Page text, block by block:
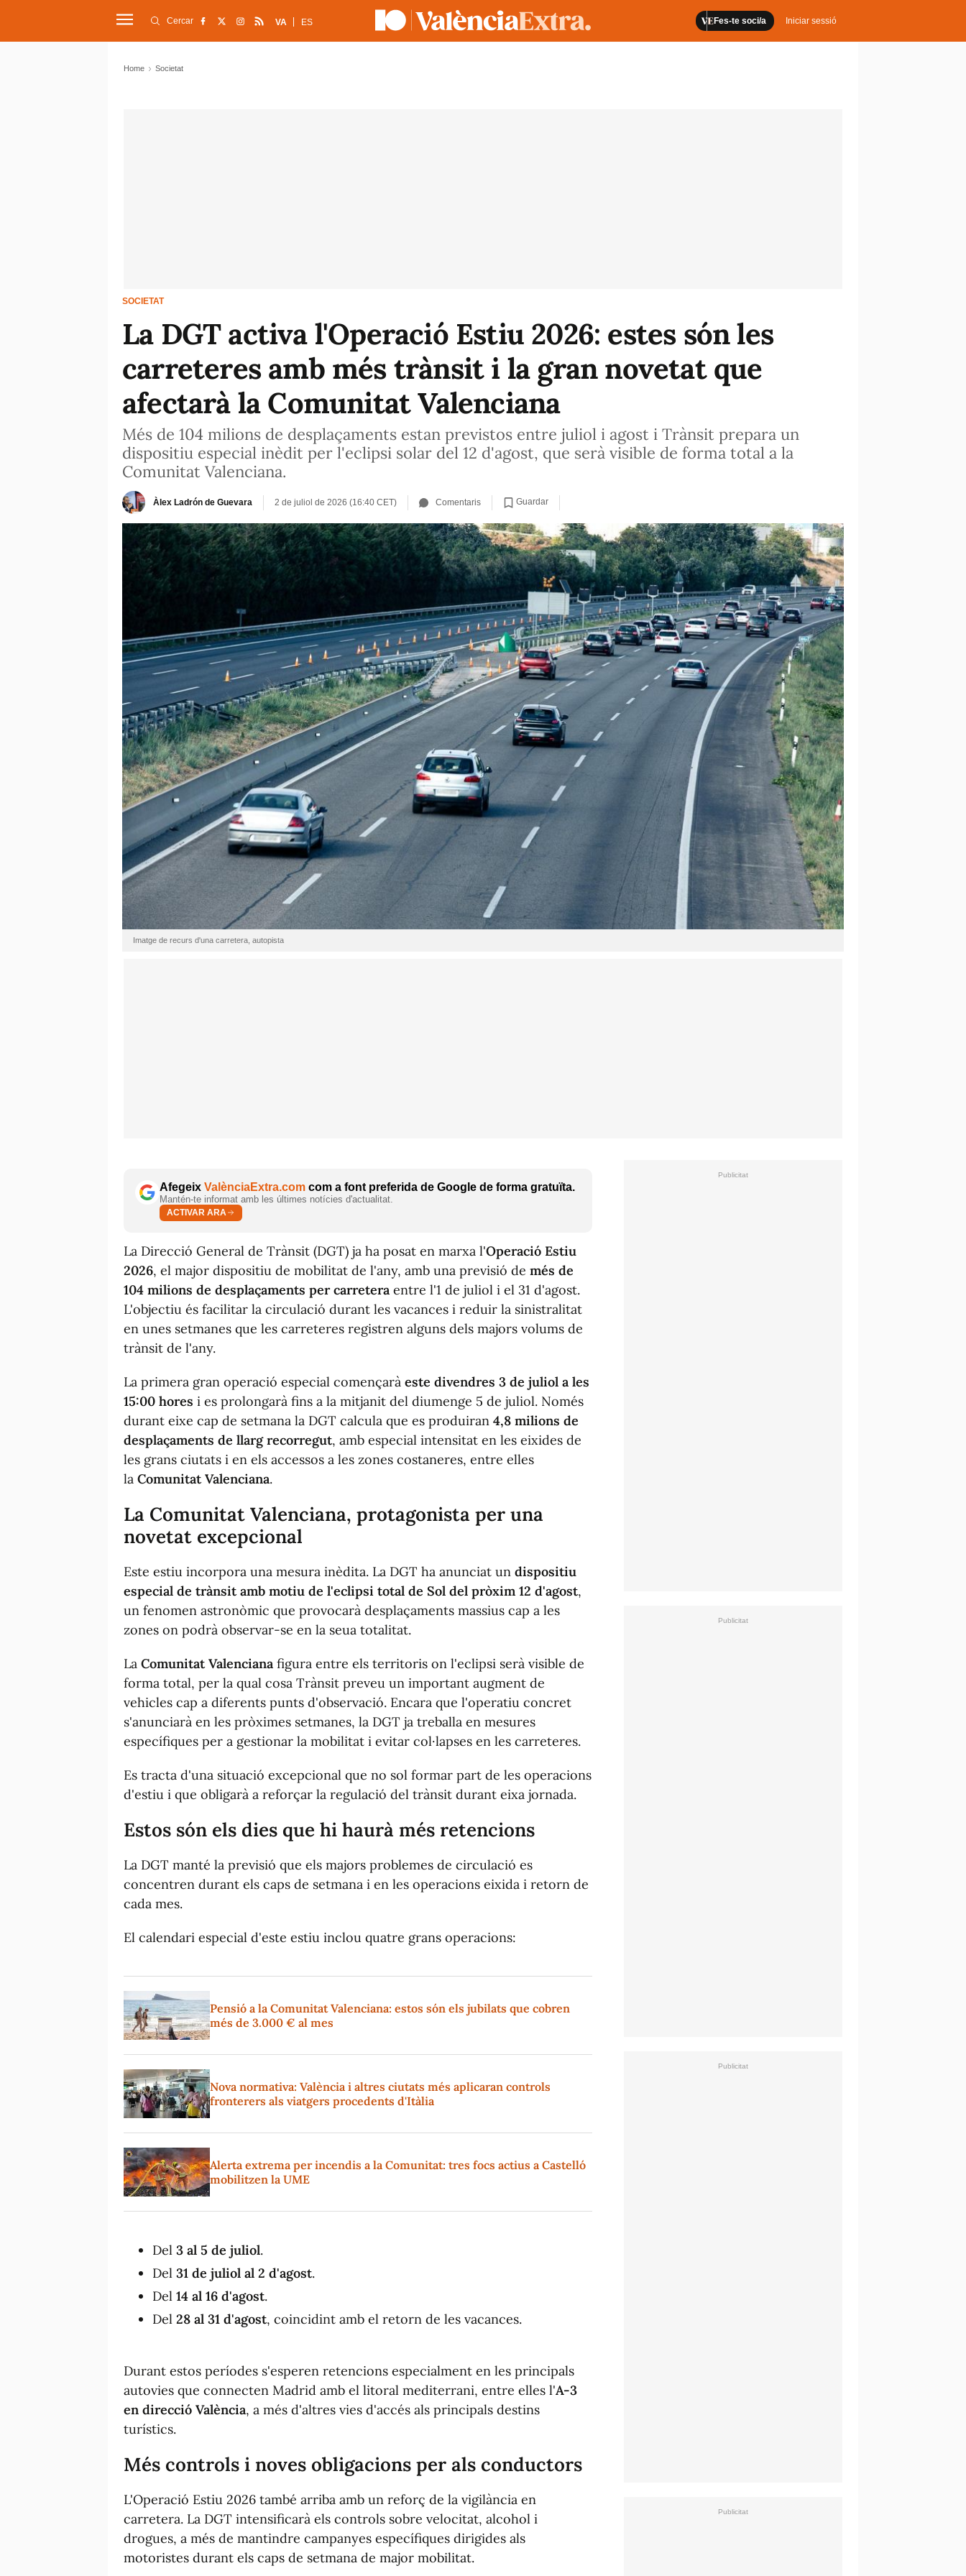
Fes-te soci/a Iniciar sessió
Cercar VA ES
Home Societat
SOCIETAT
La DGT activa l'Operació Estiu 2026: estes són les
carreteres amb més trànsit i la gran novetat que
afectarà la Comunitat Valenciana
Més de 104 milions de desplaçaments estan previstos entre juliol i agost i Trànsit prepara un
dispositiu especial inèdit per l'eclipsi solar del 12 d'agost, que serà visible de forma total a la
Comunitat Valenciana.
Àlex Ladrón de Guevara 2 de juliol de 2026 (16:40 CET) Comentaris Guardar
Imatge de recurs d'una carretera, autopista
Afegeix ValènciaExtra.com com a font preferida de Google de forma gratuïta.
Mantén-te informat amb les últimes notícies d'actualitat.
ACTIVAR ARA
La Direcció General de Trànsit (DGT) ja ha posat en marxa l'Operació Estiu
2026, el major dispositiu de mobilitat de l'any, amb una previsió de més de
104 milions de desplaçaments per carretera entre l'1 de juliol i el 31 d'agost.
L'objectiu és facilitar la circulació durant les vacances i reduir la sinistralitat
en unes setmanes que les carreteres registren alguns dels majors volums de
trànsit de l'any.
La primera gran operació especial començarà este divendres 3 de juliol a les
15:00 hores i es prolongarà fins a la mitjanit del diumenge 5 de juliol. Només
durant eixe cap de setmana la DGT calcula que es produiran 4,8 milions de
desplaçaments de llarg recorregut, amb especial intensitat en les eixides de
les grans ciutats i en els accessos a les zones costaneres, entre elles
la Comunitat Valenciana.
La Comunitat Valenciana, protagonista per una
novetat excepcional
Este estiu incorpora una mesura inèdita. La DGT ha anunciat un dispositiu
especial de trànsit amb motiu de l'eclipsi total de Sol del pròxim 12 d'agost,
un fenomen astronòmic que provocarà desplaçaments massius cap a les
zones on podrà observar-se en la seua totalitat.
La Comunitat Valenciana figura entre els territoris on l'eclipsi serà visible de
forma total, per la qual cosa Trànsit preveu un important augment de
vehicles cap a diferents punts d'observació. Encara que l'operatiu concret
s'anunciarà en les pròximes setmanes, la DGT ja treballa en mesures
específiques per a gestionar la mobilitat i evitar col·lapses en les carreteres.
Es tracta d'una situació excepcional que no sol formar part de les operacions
d'estiu i que obligarà a reforçar la regulació del trànsit durant eixa jornada.
Estos són els dies que hi haurà més retencions
La DGT manté la previsió que els majors problemes de circulació es
concentren durant els caps de setmana i en les operacions eixida i retorn de
cada mes.
El calendari especial d'este estiu inclou quatre grans operacions:
Pensió a la Comunitat Valenciana: estos són els jubilats que cobren
més de 3.000 € al mes
Nova normativa: València i altres ciutats més aplicaran controls
fronterers als viatgers procedents d'Itàlia
Alerta extrema per incendis a la Comunitat: tres focs actius a Castelló
mobilitzen la UME
Del 3 al 5 de juliol.
Del 31 de juliol al 2 d'agost.
Del 14 al 16 d'agost.
Del 28 al 31 d'agost, coincidint amb el retorn de les vacances.
Durant estos períodes s'esperen retencions especialment en les principals
autovies que connecten Madrid amb el litoral mediterrani, entre elles l'A-3
en direcció València, a més d'altres vies d'accés als principals destins
turístics.
Més controls i noves obligacions per als conductors
L'Operació Estiu 2026 també arriba amb un reforç de la vigilància en
carretera. La DGT intensificarà els controls sobre velocitat, alcohol i
drogues, a més de mantindre campanyes específiques dirigides als
motoristes durant els caps de setmana de major mobilitat.